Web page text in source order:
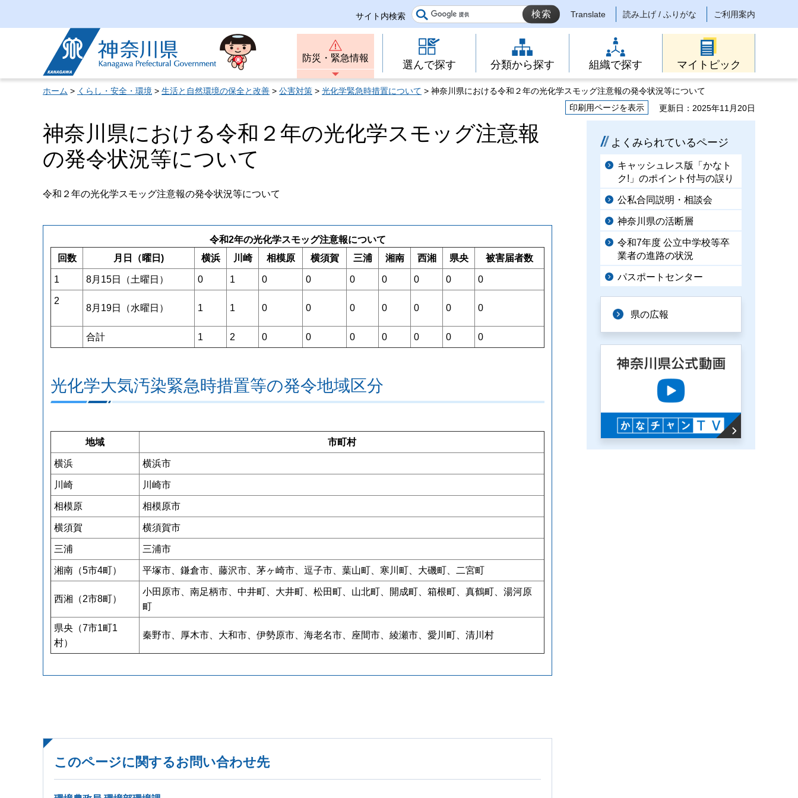
サイト内検索 Translate 読み上げ / ふりがな ご利用案内
神奈川県
防災・緊急情報
選んで探す 分類から探す 組織で探す マイトピック
ホーム > くらし・安全・環境 > 生活と自然環境の保全と改善 > 公害対策 > 光化学緊急時措置について > 神奈川県における令和２年の光化学スモッグ注意報の発令状況等について
印刷用ページを表示
更新日：2025年11月20日
神奈川県における令和２年の光化学スモッグ注意報
の発令状況等について
令和２年の光化学スモッグ注意報の発令状況等について
令和2年の光化学スモッグ注意報について
回数
月日（曜日) 横浜 川崎 相模原 横須賀 三浦 湘南 西湘 県央 被害届者数
1 8月15日（土曜日） 0 1 0 0 0 0 0 0 0
2
8月19日（水曜日） 1 1 0 0 0 0 0 0 0
合計 1 2 0 0 0 0 0 0 0
光化学大気汚染緊急時措置等の発令地域区分
地域 市町村
横浜 横浜市
川崎 川崎市
相模原 相模原市
横須賀 横須賀市
三浦 三浦市
湘南（5市4町） 平塚市、鎌倉市、藤沢市、茅ヶ崎市、逗子市、葉山町、寒川町、大磯町、二宮町
西湘（2市8町）
小田原市、南足柄市、中井町、大井町、松田町、山北町、開成町、箱根町、真鶴町、湯河原
町
県央（7市1町1
村）
秦野市、厚木市、大和市、伊勢原市、海老名市、座間市、綾瀬市、愛川町、清川村
このページに関するお問い合わせ先
よくみられているページ
キャッシュレス版「かなト
ク!」のポイント付与の誤り
公私合同説明・相談会
神奈川県の活断層
令和7年度 公立中学校等卒
業者の進路の状況
パスポートセンター
県の広報